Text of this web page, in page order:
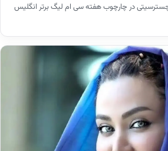
در چارچوب هفته سی ام لیگ برتر انگلیس